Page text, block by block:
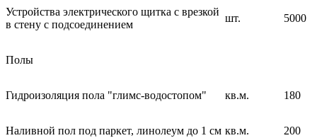
Устройства электрического щитка с врезкой
в стену с подсоединением
шт. 5000
Полы
Гидроизоляция пола "глимс-водостопом" кв.м. 180
Наливной пол под паркет, линолеум до 1 см кв.м. 200